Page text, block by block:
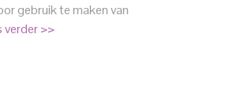
gebruik te maken van
verder >>